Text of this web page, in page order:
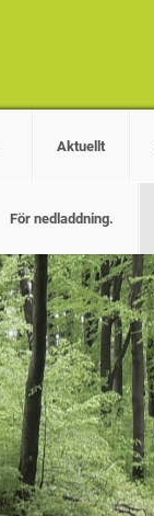
Aktuellt
För nedladdning.